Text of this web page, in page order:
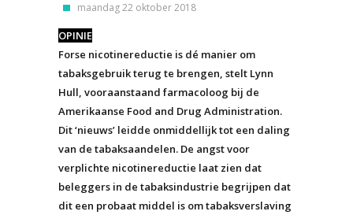
maandag 22 oktober 2018
OPINIE
Forse nicotinereductie is dé manier om
tabaksgebruik terug te brengen, stelt Lynn
Hull, vooraanstaand farmacoloog bij de
Amerikaanse Food and Drug Administration.
Dit ‘nieuws’ leidde onmiddellijk tot een daling
van de tabaksaandelen. De angst voor
verplichte nicotinereductie laat zien dat
beleggers in de tabaksindustrie begrijpen dat
dit een probaat middel is om tabaksverslaving